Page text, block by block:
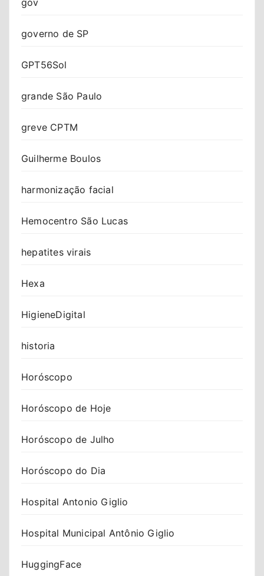
governo de SP
GPT56Sol
grande São Paulo
greve CPTM
Guilherme Boulos
harmonização facial
Hemocentro São Lucas
hepatites virais
Hexa
HigieneDigital
historia
Horóscopo
Horóscopo de Hoje
Horóscopo de Julho
Horóscopo do Dia
Hospital Antonio Giglio
Hospital Municipal Antônio Giglio
HuggingFace